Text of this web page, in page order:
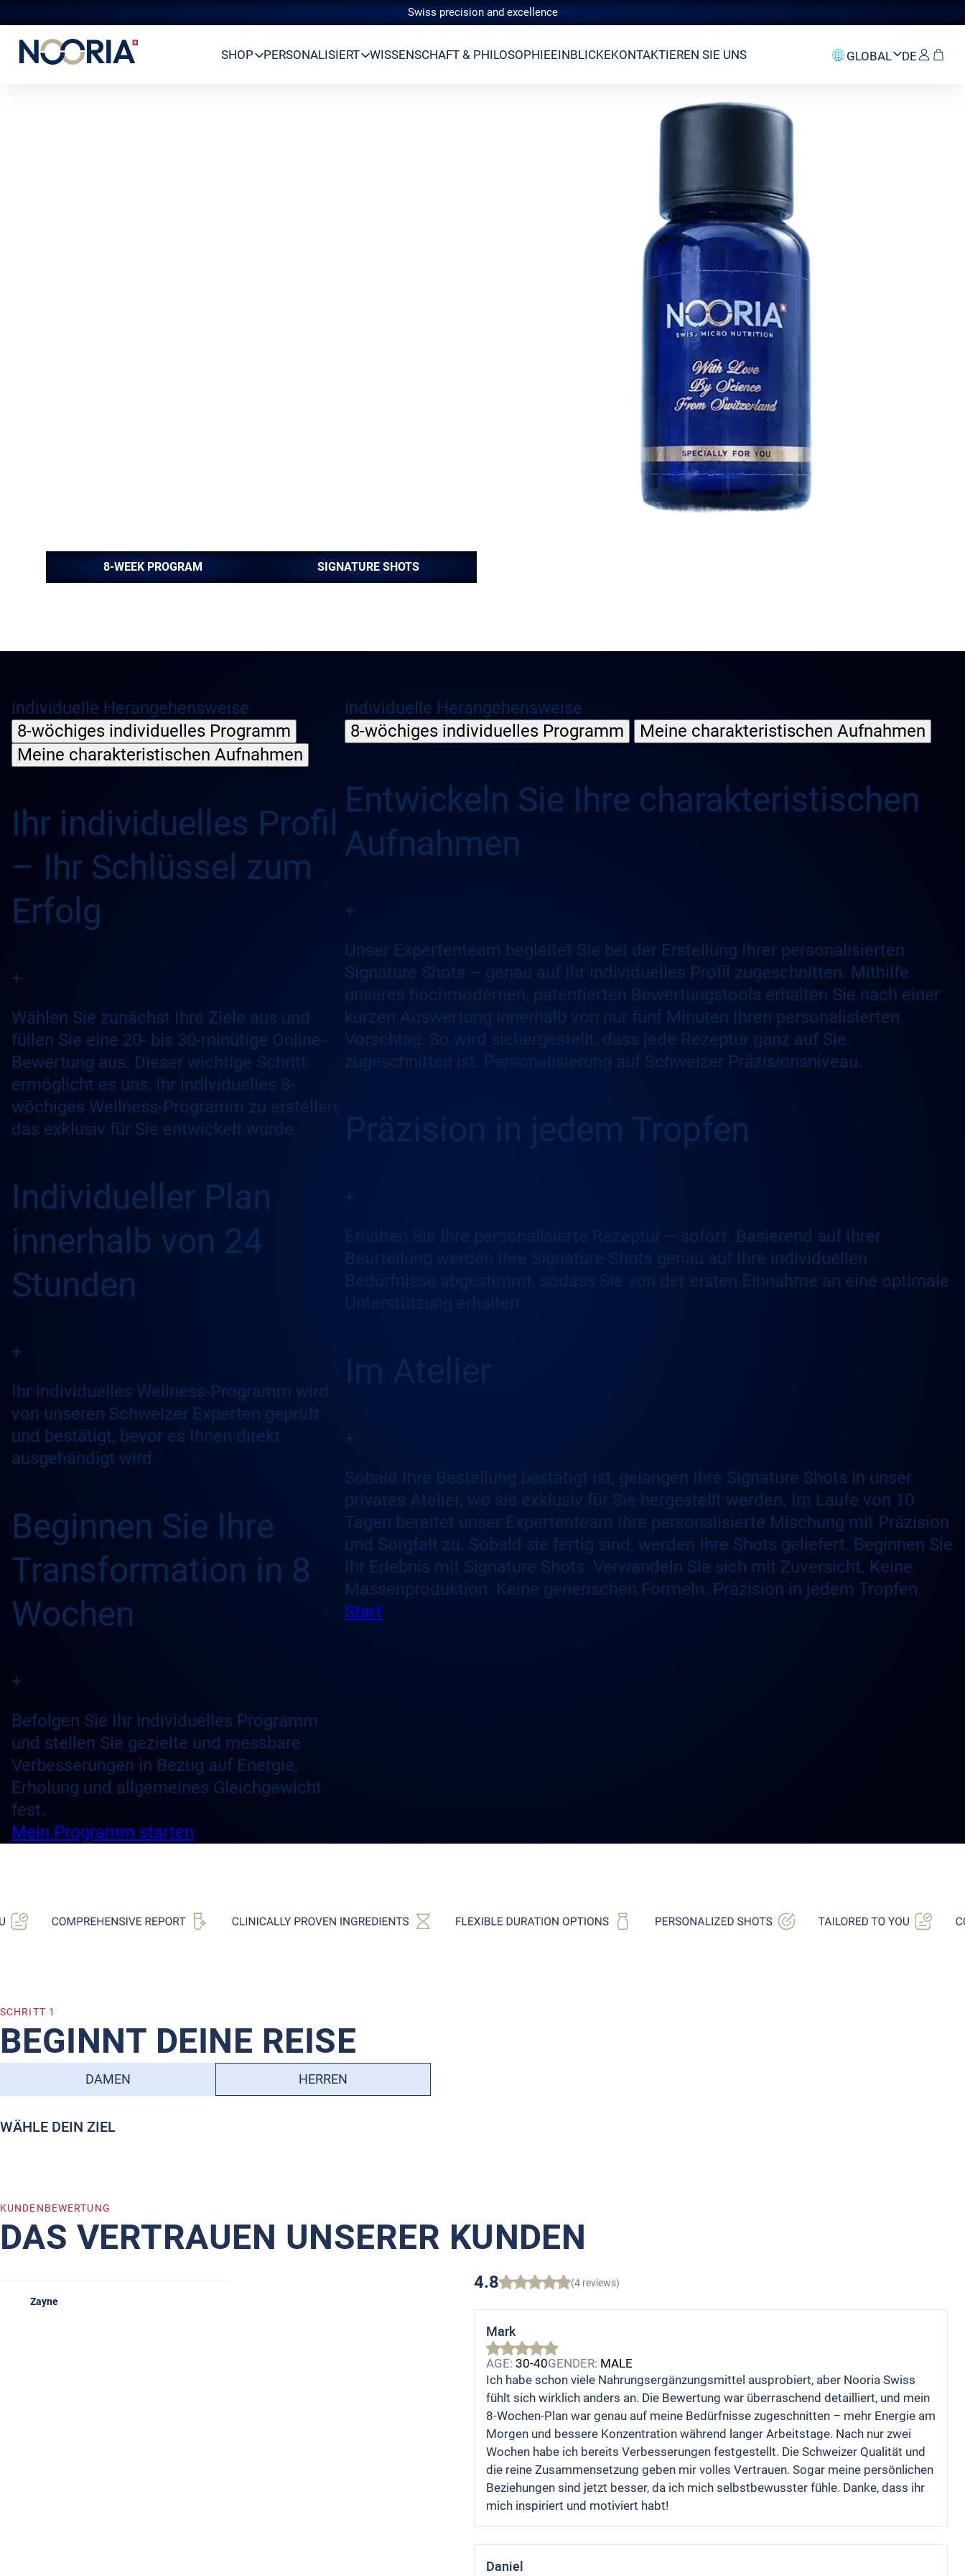
Swiss precision and excellence
SHOP PERSONALISIERT WISSENSCHAFT & PHILOSOPHIEEINBLICKEKONTAKTIEREN SIE UNS
GLOBAL
DE
8-WEEK PROGRAM SIGNATURE SHOTS
individuelle Herangehensweise
8-wöchiges individuelles Programm
Meine charakteristischen Aufnahmen
Ihr individuelles Profil
– Ihr Schlüssel zum
Erfolg
+
Wählen Sie zunächst Ihre Ziele aus und
füllen Sie eine 20- bis 30-minütige Online-
Bewertung aus. Dieser wichtige Schritt
ermöglicht es uns, Ihr individuelles 8-
wöchiges Wellness-Programm zu erstellen,
das exklusiv für Sie entwickelt wurde.
Individueller Plan
innerhalb von 24
Stunden
+
Ihr individuelles Wellness-Programm wird
von unseren Schweizer Experten geprüft
und bestätigt, bevor es Ihnen direkt
ausgehändigt wird.
Beginnen Sie Ihre
Transformation in 8
Wochen
+
Befolgen Sie Ihr individuelles Programm
und stellen Sie gezielte und messbare
Verbesserungen in Bezug auf Energie,
Erholung und allgemeines Gleichgewicht
fest.
Mein Programm starten
individuelle Herangehensweise
8-wöchiges individuelles Programm
Meine charakteristischen Aufnahmen
Entwickeln Sie Ihre charakteristischen
Aufnahmen
+
Unser Expertenteam begleitet Sie bei der Erstellung Ihrer personalisierten
Signature Shots – genau auf Ihr individuelles Profil zugeschnitten. Mithilfe
unseres hochmodernen, patentierten Bewertungstools erhalten Sie nach einer
kurzen Auswertung innerhalb von nur fünf Minuten Ihren personalisierten
Vorschlag. So wird sichergestellt, dass jede Rezeptur ganz auf Sie
zugeschnitten ist. Personalisierung auf Schweizer Präzisionsniveau.
Präzision in jedem Tropfen
+
Erhalten Sie Ihre personalisierte Rezeptur – sofort. Basierend auf Ihrer
Beurteilung werden Ihre Signature-Shots genau auf Ihre individuellen
Bedürfnisse abgestimmt, sodass Sie von der ersten Einnahme an eine optimale
Unterstützung erhalten.
Im Atelier
+
Sobald Ihre Bestellung bestätigt ist, gelangen Ihre Signature Shots in unser
privates Atelier, wo sie exklusiv für Sie hergestellt werden. Im Laufe von 10
Tagen bereitet unser Expertenteam Ihre personalisierte Mischung mit Präzision
und Sorgfalt zu. Sobald sie fertig sind, werden Ihre Shots geliefert. Beginnen Sie
Ihr Erlebnis mit Signature Shots. Verwandeln Sie sich mit Zuversicht. Keine
Massenproduktion. Keine generischen Formeln. Präzision in jedem Tropfen.
Start
SCHRITT 1
BEGINNT DEINE REISE
DAMEN HERREN
WÄHLE DEIN ZIEL
KUNDENBEWERTUNG
DAS VERTRAUEN UNSERER KUNDEN
Zayne
4.8 (4 reviews)
Mark
AGE: 30-40GENDER: MALE
Ich habe schon viele Nahrungsergänzungsmittel ausprobiert, aber Nooria Swiss
fühlt sich wirklich anders an. Die Bewertung war überraschend detailliert, und mein
8-Wochen-Plan war genau auf meine Bedürfnisse zugeschnitten – mehr Energie am
Morgen und bessere Konzentration während langer Arbeitstage. Nach nur zwei
Wochen habe ich bereits Verbesserungen festgestellt. Die Schweizer Qualität und
die reine Zusammensetzung geben mir volles Vertrauen. Sogar meine persönlichen
Beziehungen sind jetzt besser, da ich mich selbstbewusster fühle. Danke, dass ihr
mich inspiriert und motiviert habt!
Daniel